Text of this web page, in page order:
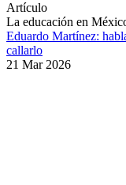
Artículo
La educación en
Eduardo Martínez:
callarlo
21 Mar 2026